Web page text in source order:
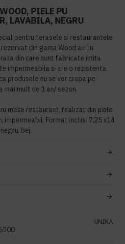
PIELE PU
LAVABILA, NEGRU
pentru terasele si restaurantele
din gama Wood au un
din care sunt fabricate imita
impermeabila si are o rezistenta
produsele nu se vor crapa pe
mult de 1 an/ sezon.
mese restaurant, realizat din piele
impermeabil. Format inchis: 7,25 x14
bej.
UNIKA